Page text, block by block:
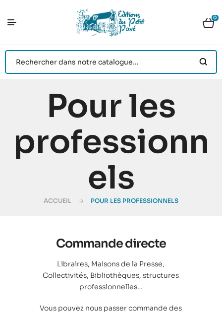
0
Pour les
professionn
els
ACCUEIL POUR LES PROFESSIONNELS
Commande directe
Libraires, Maisons de la Presse,
Collectivités, Bibliothèques, structures
professionnelles…
Vous pouvez nous passer commande des